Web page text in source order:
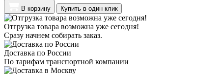
В корзину Купить в один клик
Отгрузка товара возможна уже сегодня!
Сразу начнем собирать заказ.
Доставка по России
По тарифам транспортной компании